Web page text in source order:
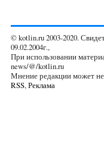
© kotlin.ru 2003-2020.
09.02.2004г.,
При использовании
news/@/kotlin.ru
Мнение редакции может не
RSS,Реклама